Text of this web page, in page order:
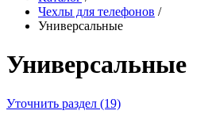
Чехлы для телефонов /
Универсальные
Универсальные
Уточнить раздел (19)